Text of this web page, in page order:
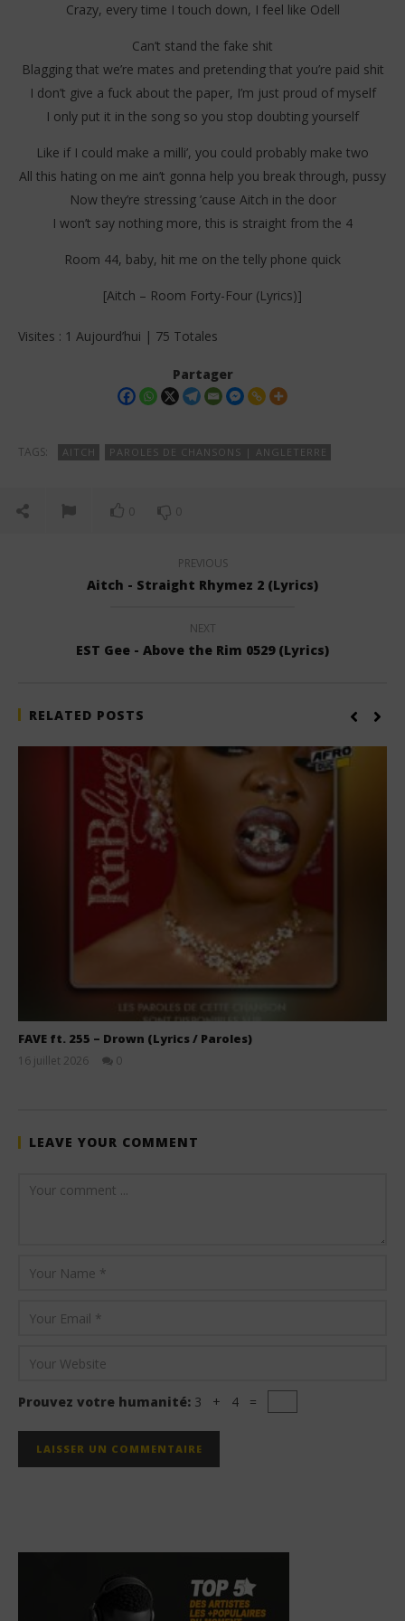
Crazy, every time I touch down, I feel like Odell
Can’t stand the fake shit
Blagging that we’re mates and pretending that you’re paid shit
I don’t give a fuck about the paper, I’m just proud of myself
I only put it in the song so you stop doubting yourself
Like if I could make a milli’, you could probably make two
All this hating on me ain’t gonna help you break through, pussy
Now they’re stressing ’cause Aitch in the door
I won’t say nothing more, this is straight from the 4
Room 44, baby, hit me on the telly phone quick
[Aitch – Room Forty-Four (Lyrics)]
Visites : 1 Aujourd’hui | 75 Totales
Partager
TAGS: AITCH PAROLES DE CHANSONS | ANGLETERRE
0 0
PREVIOUS
Aitch - Straight Rhymez 2 (Lyrics)
NEXT
EST Gee - Above the Rim 0529 (Lyrics)
RELATED POSTS
FAVE ft. 255 – Drown (Lyrics / Paroles)
16 juillet 2026
0
LEAVE YOUR COMMENT
Prouvez votre humanité: 3 + 4 =